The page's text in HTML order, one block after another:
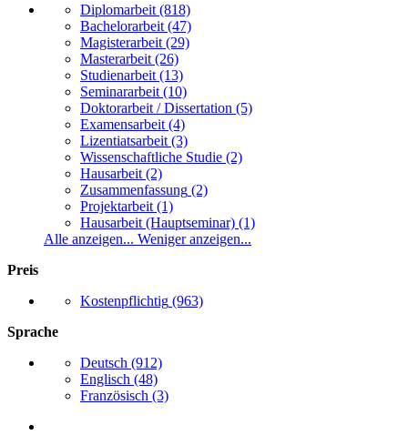
Diplomarbeit (818)
Bachelorarbeit (47)
Magisterarbeit (29)
Masterarbeit (26)
Studienarbeit (13)
Seminararbeit (10)
Doktorarbeit / Dissertation (5)
Examensarbeit (4)
Lizentiatsarbeit (3)
Wissenschaftliche Studie (2)
Hausarbeit (2)
Zusammenfassung (2)
Projektarbeit (1)
Hausarbeit (Hauptseminar) (1)
Alle anzeigen... Weniger anzeigen...
Preis
Kostenpflichtig (963)
Sprache
Deutsch (912)
Englisch (48)
Französisch (3)